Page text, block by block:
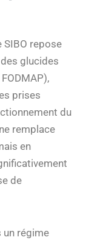
SIBO repose
glucides
prises
du
remplace
en
de
un régime